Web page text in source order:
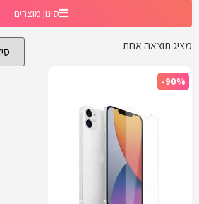
סינון מוצרים
מציג תוצאה אחת
-90%